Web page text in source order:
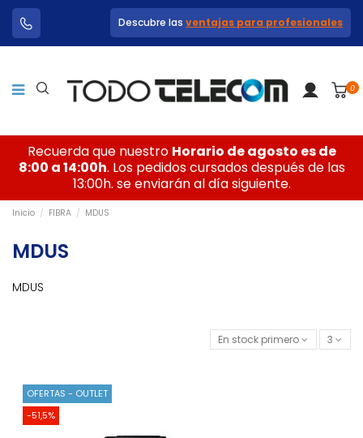
Descubre las ventajas para profesionales
0
Recuerda que nuestro Horario de agosto es de
8:00 a 14:00h. Los pedidos cursados después de las
13:00h. se enviarán al día siguiente.
Inicio FIBRA MDUS
MDUS
MDUS
En stock primero 3
OFERTAS - OUTLET
-51,5%